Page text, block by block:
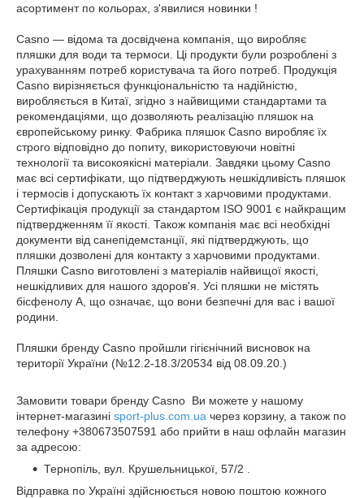
асортимент по кольорах, з'явилися новинки !
Casno — відома та досвідчена компанія, що виробляє
пляшки для води та термоси. Ці продукти були розроблені з
урахуванням потреб користувача та його потреб. Продукція
Casno вирізняється функціональністю та надійністю,
виробляється в Китаї, згідно з найвищими стандартами та
рекомендаціями, що дозволяють реалізацію пляшок на
європейському ринку. Фабрика пляшок Casno виробляє їх
строго відповідно до попиту, використовуючи новітні
технології та високоякісні матеріали. Завдяки цьому Casno
має всі сертифікати, що підтверджують нешкідливість пляшок
і термосів і допускають їх контакт з харчовими продуктами.
Сертифікація продукції за стандартом ISO 9001 є найкращим
підтвердженням її якості. Також компанія має всі необхідні
документи від санепідемстанції, які підтверджують, що
пляшки дозволені для контакту з харчовими продуктами.
Пляшки Casno виготовлені з матеріалів найвищої якості,
нешкідливих для нашого здоров'я. Усі пляшки не містять
бісфенолу А, що означає, що вони безпечні для вас і вашої
родини.
Пляшки бренду Casno пройшли гігієнічний висновок на
території України (№12.2-18.3/20534 від 08.09.20.)
Замовити товари бренду Casno Ви можете у нашому
інтернет-магазині sport-plus.com.ua через корзину, а також по
телефону +380673507591 або прийти в наш офлайн магазин
за адресою:
Тернопіль, вул. Крушельницької, 57/2 .
Відправка по Україні здійснюється новою поштою кожного